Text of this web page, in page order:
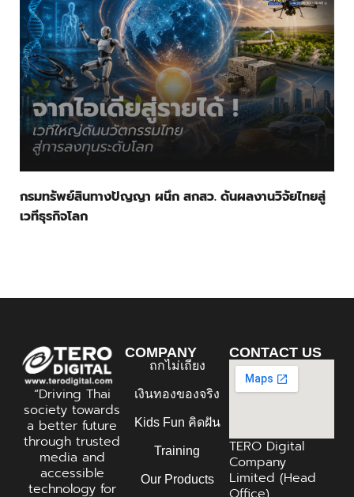
กรมทรัพย์สินทางปัญญา ผนึก สกสว. ดันผลงานวิจัยไทยสู่
เวทีธุรกิจโลก
“Driving Thai
society towards
a better future
through trusted
media and
accessible
technology for
COMPANY
ถกไม่เถียง
เงินทองของจริง
Kids Fun คิดฝัน
Training
Our Products
CONTACT US
TERO Digital
Company
Limited (Head